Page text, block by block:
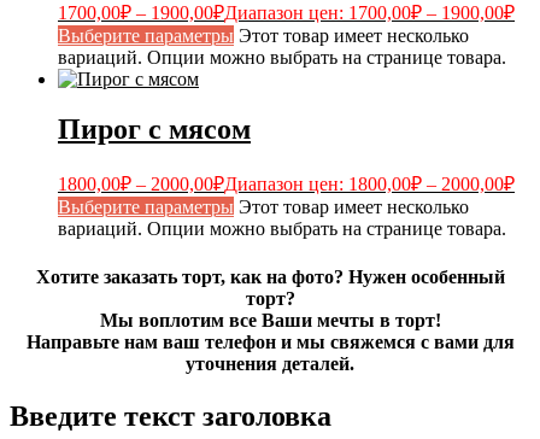
1700,00₽ – 1900,00₽Диапазон цен: 1700,00₽ – 1900,00₽
Выберите параметры Этот товар имеет несколько
вариаций. Опции можно выбрать на странице товара.
Пирог с мясом
1800,00₽ – 2000,00₽Диапазон цен: 1800,00₽ – 2000,00₽
Выберите параметры Этот товар имеет несколько
вариаций. Опции можно выбрать на странице товара.
Хотите заказать торт, как на фото? Нужен особенный
торт?
Мы воплотим все Ваши мечты в торт!
Направьте нам ваш телефон и мы свяжемся с вами для
уточнения деталей.
Введите текст заголовка